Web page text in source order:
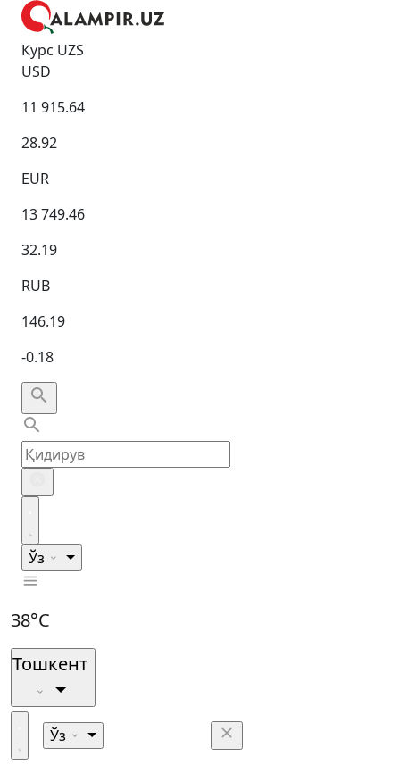
Курс UZS
USD
11 915.64
28.92
EUR
13 749.46
32.19
RUB
146.19
-0.18
Ўз
38°C
Тошкент
Ўз